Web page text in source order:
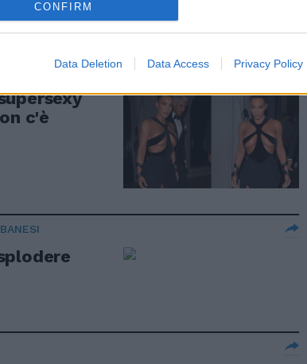
CONFIRM
Data Deletion Data Access Privacy Policy
c'è